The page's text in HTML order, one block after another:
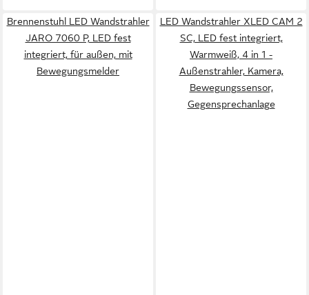
Brennenstuhl LED Wandstrahler
JARO 7060 P, LED fest
integriert, für außen, mit
Bewegungsmelder
LED Wandstrahler XLED CAM 2
SC, LED fest integriert,
Warmweiß, 4 in 1 -
Außenstrahler, Kamera,
Bewegungssensor,
Gegensprechanlage